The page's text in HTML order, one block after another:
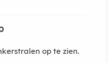
op te zien.